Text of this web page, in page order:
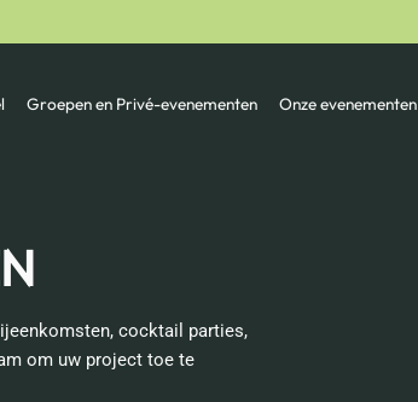
Groepen en Privé-evenementen Onze evenementen
cocktail parties,
om uw project toe te